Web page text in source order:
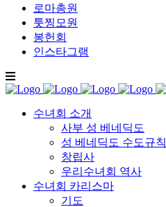
로마총원
툿찡모원
봉헌회
인스타그램
수녀회 소개
사부 성 베네딕도
성 베네딕도 수도규칙
창립사
우리수녀회 역사
수녀회 카리스마
기도